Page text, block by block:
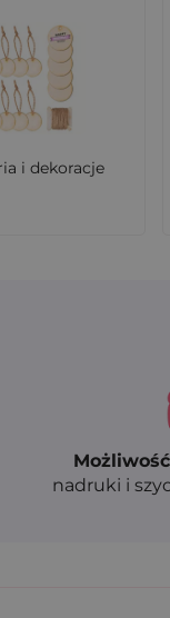
i dekoracje
nadruki i